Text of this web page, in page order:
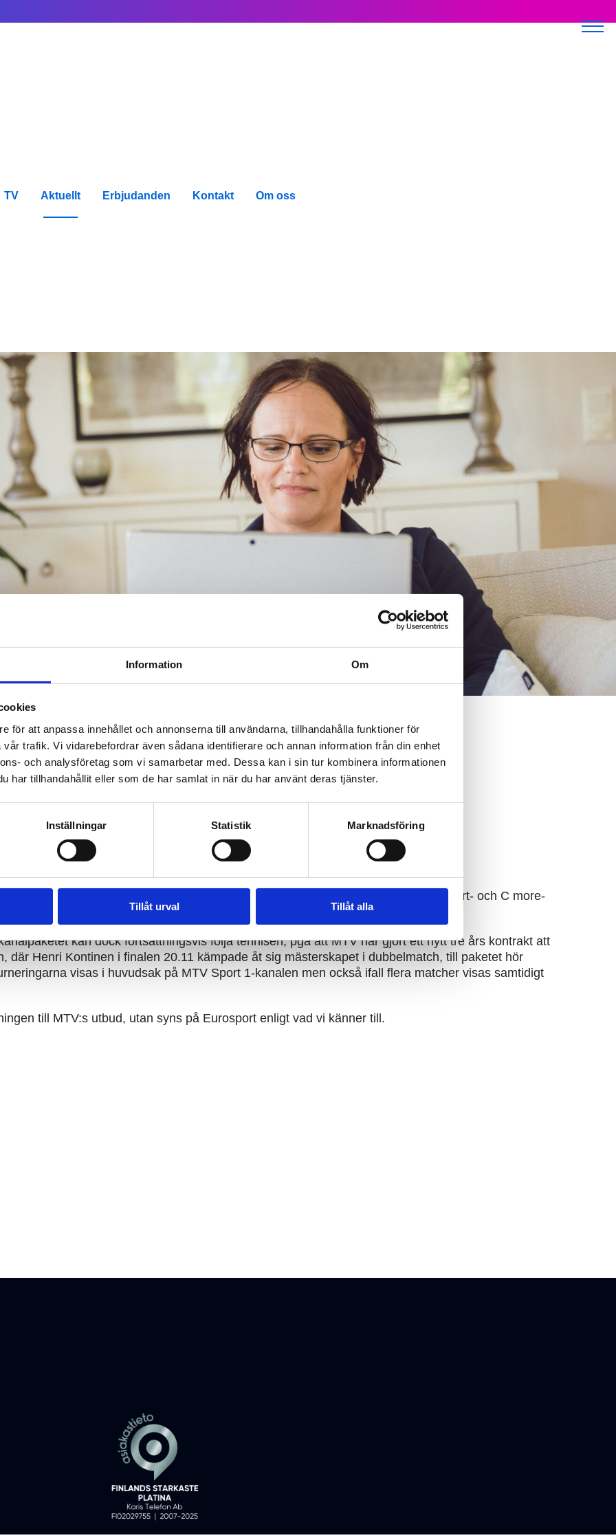
Information Om
för att anpassa innehållet och annonserna till användarna, tillhandahålla funktioner för
trafik. Vi vidarebefordrar även sådana identifierare och annan information från din enhet
och analysföretag som vi samarbetar med. Dessa kan i sin tur kombinera informationen
har tillhandahållit eller som de har samlat in när du har använt deras tjänster.
Inställningar Statistik Marknadsföring
Tillåt urval Tillåt alla
TV Aktuellt Erbjudanden Kontakt Om oss
31.12.2016
kanalen 31.12.2016. C more Tennis har varit en del av MTV Total-, MTV Total Sport- och C more-
kan dock fortsättningsvis följa tennisen, pga att MTV har gjort ett nytt tre års kontrakt att
där Henri Kontinen i finalen 20.11 kämpade åt sig mästerskapet i dubbelmatch, till paketet hör
visas i huvudsak på MTV Sport 1-kanalen men också ifall flera matcher visas samtidigt
till MTV:s utbud, utan syns på Eurosport enligt vad vi känner till.